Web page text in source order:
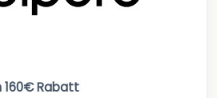
160€ Rabatt